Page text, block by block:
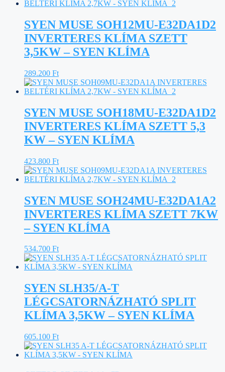
SYEN MUSE SOH12MU-E32DA1D2
INVERTERES KLÍMA SZETT
3,5KW – SYEN KLÍMA
289.200 Ft
SYEN MUSE SOH18MU-E32DA1D2
INVERTERES KLÍMA SZETT 5,3
KW – SYEN KLÍMA
423.800 Ft
SYEN MUSE SOH24MU-E32DA1A2
INVERTERES KLÍMA SZETT 7KW
– SYEN KLÍMA
534.700 Ft
SYEN SLH35/A-T
LÉGCSATORNÁZHATÓ SPLIT
KLÍMA 3,5KW – SYEN KLÍMA
605.100 Ft